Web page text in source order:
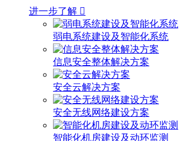
进一步了解 
弱电系统建设及智能化系统
信息安全整体解决方案
安全云解决方案
安全无线网络建设方案
智能化机房建设及动环监测